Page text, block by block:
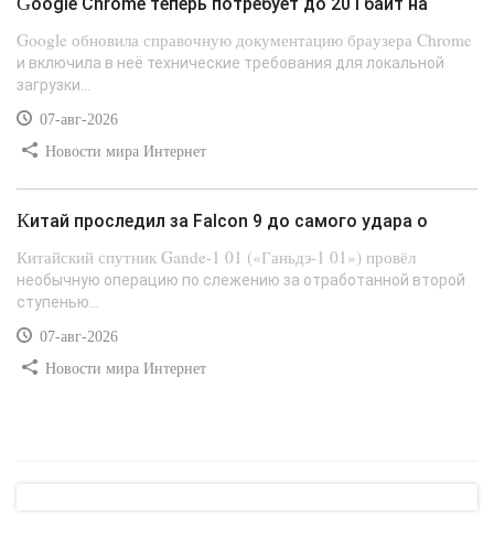
Google обновила справочную документацию браузера Chrome
и включила в неё технические требования для локальной
загрузки...
07-авг-2026
Новости мира Интернет
Китай проследил за Falcon 9 до самого удара о
Китайский спутник Gande-1 01 («Ганьдэ-1 01») провёл
необычную операцию по слежению за отработанной второй
ступенью...
07-авг-2026
Новости мира Интернет